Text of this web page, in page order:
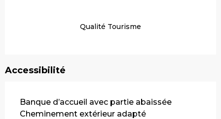
Qualité Tourisme
Accessibilité
Banque d’accueil avec partie abaissée
Cheminement extérieur adapté